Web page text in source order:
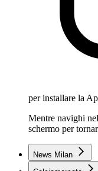
per installare la
Mentre navighi
schermo per
News Milan